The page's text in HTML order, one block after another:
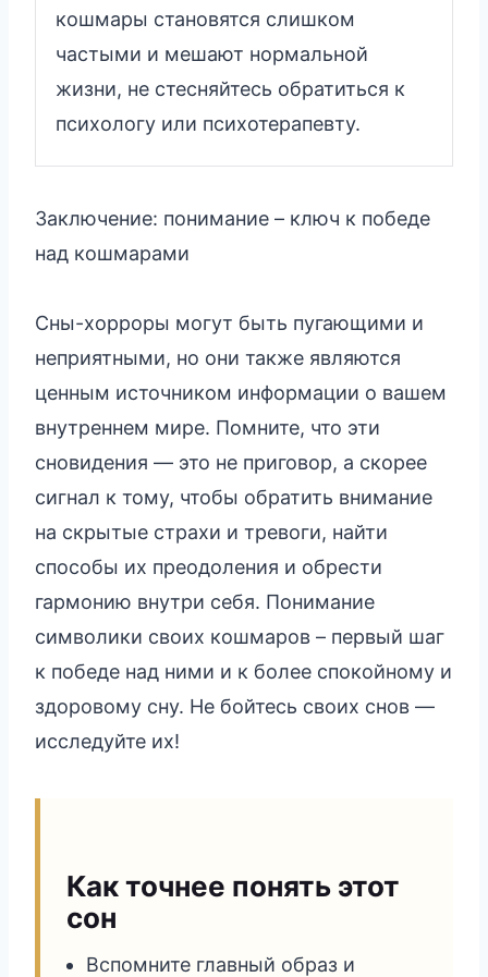
кошмары становятся слишком
частыми и мешают нормальной
жизни, не стесняйтесь обратиться к
психологу или психотерапевту.
Заключение: понимание – ключ к победе
над кошмарами
Сны-хорроры могут быть пугающими и
неприятными, но они также являются
ценным источником информации о вашем
внутреннем мире. Помните, что эти
сновидения — это не приговор, а скорее
сигнал к тому, чтобы обратить внимание
на скрытые страхи и тревоги, найти
способы их преодоления и обрести
гармонию внутри себя. Понимание
символики своих кошмаров – первый шаг
к победе над ними и к более спокойному и
здоровому сну. Не бойтесь своих снов —
исследуйте их!
Как точнее понять этот
сон
Вспомните главный образ и